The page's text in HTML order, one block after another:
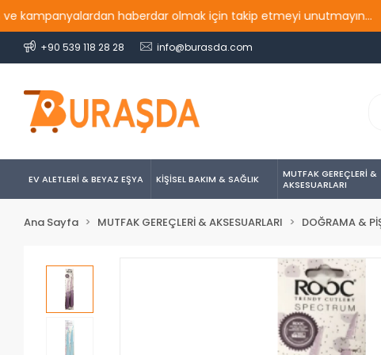
haberdar olmak için takip etmeyi unutmayın...
+90 539 118 28 28 info@burasda.com
EV ALETLERİ & BEYAZ EŞYA KİŞİSEL BAKIM & SAĞLIK
MUTFAK GEREÇLERİ &
AKSESUARLARI
Ana Sayfa MUTFAK GEREÇLERİ & AKSESUARLARI DOĞRAMA &